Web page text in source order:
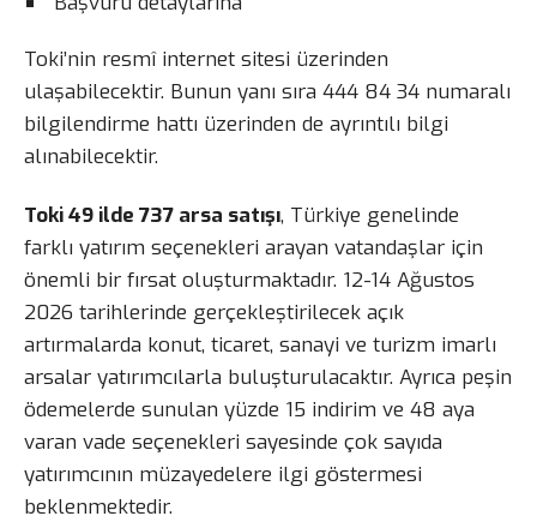
Toki’nin resmî internet sitesi üzerinden
ulaşabilecektir. Bunun yanı sıra 444 84 34 numaralı
bilgilendirme hattı üzerinden de ayrıntılı bilgi
alınabilecektir.
Toki 49 ilde 737 arsa satışı, Türkiye genelinde
farklı yatırım seçenekleri arayan vatandaşlar için
önemli bir fırsat oluşturmaktadır. 12-14 Ağustos
2026 tarihlerinde gerçekleştirilecek açık
artırmalarda konut, ticaret, sanayi ve turizm imarlı
arsalar yatırımcılarla buluşturulacaktır. Ayrıca peşin
ödemelerde sunulan yüzde 15 indirim ve 48 aya
varan vade seçenekleri sayesinde çok sayıda
yatırımcının müzayedelere ilgi göstermesi
beklenmektedir.